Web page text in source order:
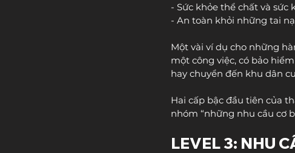
- Sức khỏe thể chất và sức
- An toàn khỏi những tai
Một vài ví dụ cho những
một công việc, có bảo
hay chuyển đến khu dân
Hai cấp bậc đầu tiên của
nhóm “những nhu cầu cơ
LEVEL 3: NHU